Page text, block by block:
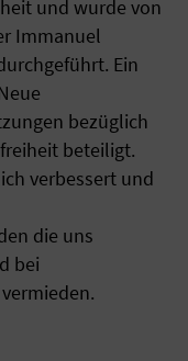
und wurde von
Immanuel
Ein
bezüglich
beteiligt.
verbessert und
die uns
bei